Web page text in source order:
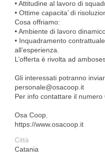
• Attitudine al lavoro di
• Ottime capacita’ di
Cosa offriamo:
• Ambiente di lavoro
• Inquadramento
all’esperienza.
L’offerta è rivolta ad
Gli interessati potranno
personale@osacoop.it
Per info contattare il numero
Osa Coop.
https://www.osacoop.it
Città
Catania